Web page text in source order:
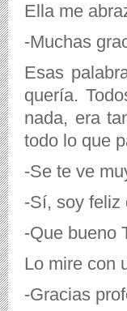
Ella me
-Muchas
Esas
quería.
nada, era
todo lo que
-Se te ve
-Sí, soy feliz
-Que bueno
Lo mire con
-Gracias